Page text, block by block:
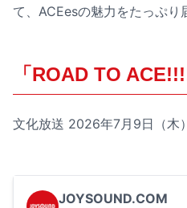
て、ACEesの魅力をたっぷり
「ROAD TO
文化放送 2026年7月9日（木
JOYSOUND.COM